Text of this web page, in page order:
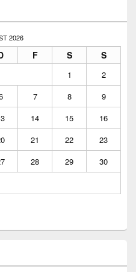
2026
F S S
1
2
7 8
9
14 15
16
21 22
23
28 29
30